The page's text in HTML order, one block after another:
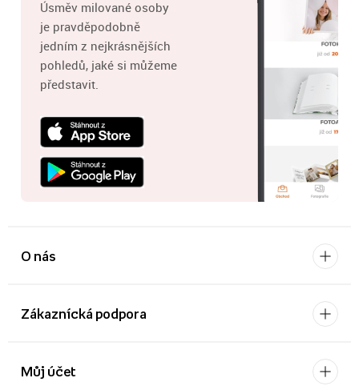
Úsměv milované osoby
je pravděpodobně
jedním z nejkrásnějších
pohledů, jaké si můžeme
představit.
O nás
Zákaznícká podpora
Můj účet